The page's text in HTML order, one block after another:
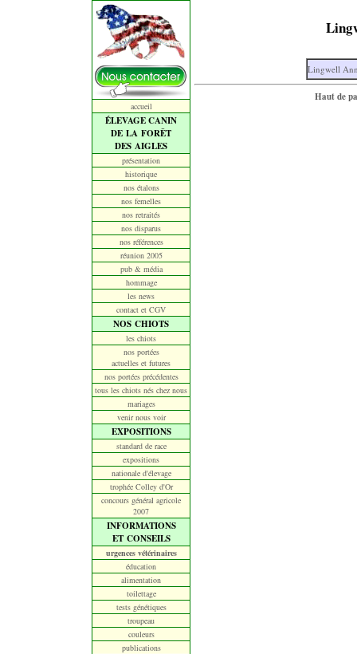
accueil
ÉLEVAGE CANIN
DE LA FORÊT
DES AIGLES
présentation
historique
nos étalons
nos femelles
nos retraités
nos disparus
nos références
réunion 2005
pub & média
hommage
les news
contact et CGV
NOS CHIOTS
les chiots
nos portées
actuelles et futures
nos portées précédentes
tous les chiots nés chez nous
mariages
venir nous voir
EXPOSITIONS
standard de race
expositions
nationale d'élevage
trophée Colley d'Or
concours général agricole
2007
INFORMATIONS
ET CONSEILS
urgences vétérinaires
éducation
alimentation
toilettage
tests génétiques
troupeau
couleurs
publications
Lingwell
Haut de